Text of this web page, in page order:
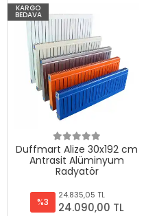
KARGO
BEDAVA
Duffmart Alize 30x192 cm
Antrasit Alüminyum
Radyatör
%3
24.835,05 TL
24.090,00 TL